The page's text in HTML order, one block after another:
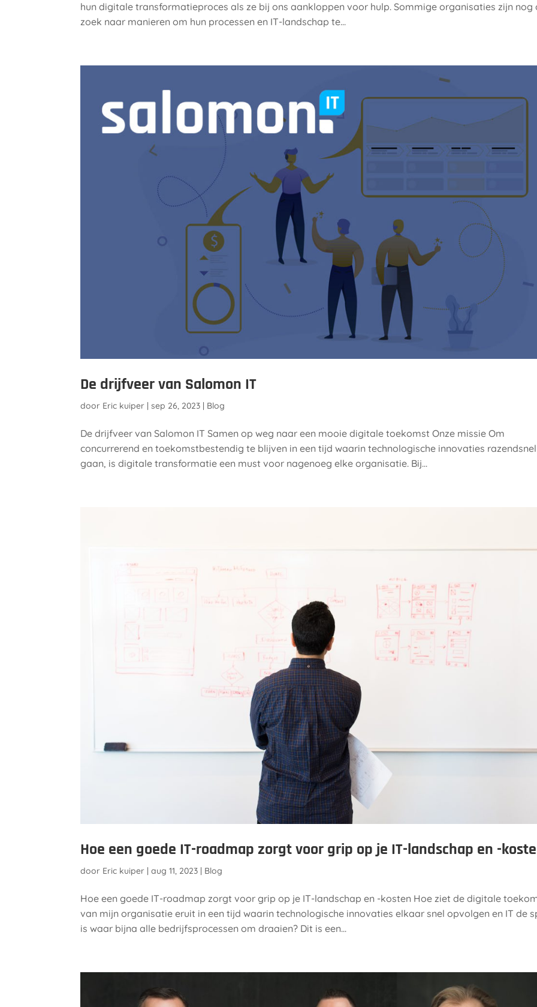
hun digitale transformatieproces als ze bij ons aankloppen voor hulp. Sommige organisaties zijn nog
zoek naar manieren om hun processen en IT-landschap te...
De drijfveer van Salomon IT
door Eric kuiper |sep 26, 2023 | Blog
De drijfveer van Salomon IT Samen op weg naar een mooie digitale toekomst Onze missie Om
concurrerend en toekomstbestendig te blijven in een tijd waarin technologische innovaties razendsnel
gaan, is digitale transformatie een must voor nagenoeg elke organisatie. Bij...
Hoe een goede IT-roadmap zorgt voor grip op je IT-landschap en -
door Eric kuiper |aug 11, 2023 Blog
Hoe een goede IT-roadmap zorgt voor grip op je IT-landschap en -kosten Hoe ziet de digitale
van mijn organisatie eruit in een tijd waarin technologische innovaties elkaar snel opvolgen en IT de
is waar bijna alle bedrijfsprocessen om draaien? Dit is een...